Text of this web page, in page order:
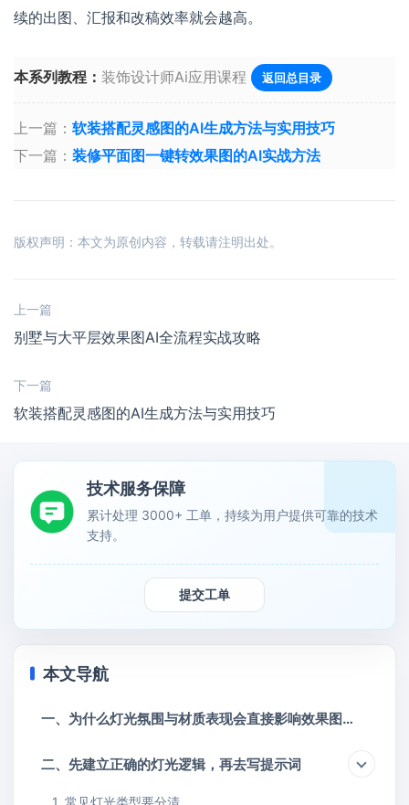
续的出图、汇报和改稿效率就会越高。
本系列教程： 装饰设计师Ai应用课程 返回总目录
上一篇： 软装搭配灵感图的AI生成方法与实用技巧
下一篇： 装修平面图一键转效果图的AI实战方法
版权声明：本文为原创内容，转载请注明出处。
上一篇
别墅与大平层效果图AI全流程实战攻略
下一篇
软装搭配灵感图的AI生成方法与实用技巧
技术服务保障
累计处理 3000+ 工单，持续为用户提供可靠的技术
支持。
提交工单
本文导航
一、为什么灯光氛围与材质表现会直接影响效果图质感
二、先建立正确的灯光逻辑，再去写提示词
1. 常见灯光类型要分清